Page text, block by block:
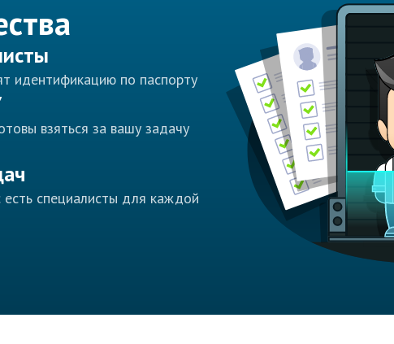
идентификацию по паспорту
взяться за вашу задачу
специалисты для каждой